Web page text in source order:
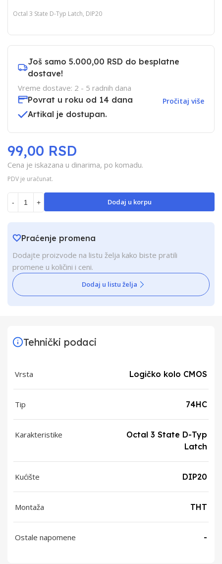
Octal 3 State D-Typ Latch, DIP20
Još samo 5.000,00 RSD do besplatne
dostave!
Vreme dostave: 2 - 5 radnih dana
Povrat u roku od 14 dana
Pročitaj više
Artikal je dostupan.
Cena je iskazana u dinarima, po komadu.
PDV je uračunat.
99,00 RSD
- + Dodaj u korpu
Praćenje promena
Dodajte proizvode na listu želja kako biste pratili
promene u količini i ceni.
Dodaj u listu želja
Tehnički podaci
Vrsta Logičko kolo CMOS
Tip 74HC
Karakteristike
Octal 3 State D-Typ
Latch
Kućište DIP20
Montaža THT
Ostale napomene -